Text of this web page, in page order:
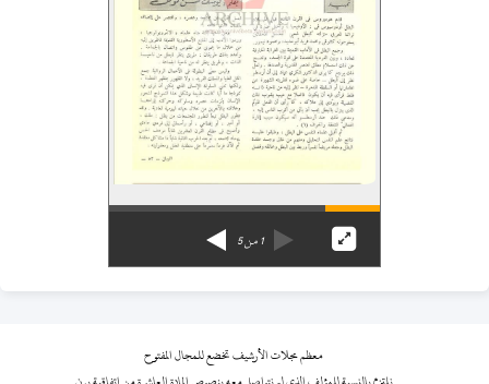
1من5
معظم مجلات الأرشيف تخضع للمجال المفتوح